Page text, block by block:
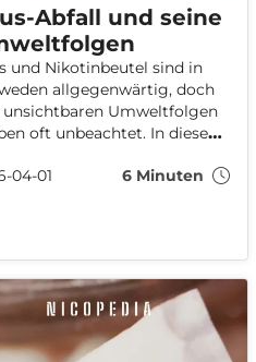
Abfall und seine
und Nikotinbeutel sind in
allgegenwärtig, doch
unsichtbaren Umweltfolgen
oft unbeachtet. In diesem
unsere Natur beeinflusst
04-01 6 Minuten